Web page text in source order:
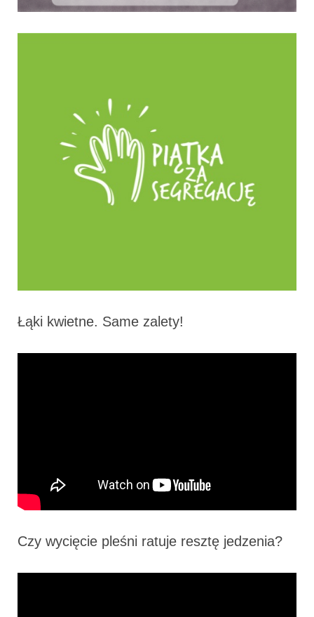
Łąki kwietne. Same zalety!
Czy wycięcie pleśni ratuje resztę jedzenia?